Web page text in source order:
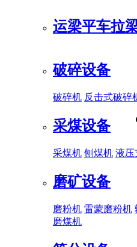
运梁平车拉
破碎设备
破碎机 反击式破碎
采煤设备
采煤机 刨煤机 液压
磨矿设备
磨粉机 雷蒙磨粉机
磨煤机